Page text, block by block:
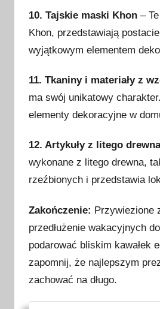
10. Tajskie maski Khon –
Khon, przedstawiają
wyjątkowym elementem
11. Tkaniny i materiały z
ma swój unikatowy
elementy dekoracyjne w
12. Artykuły z litego drewna
wykonane z litego drewna,
rzeźbionych i przedstawia
Zakończenie: Przywiezione
przedłużenie wakacyjnych
podarować bliskim kawałek
zapomnij, że najlepszym
zachować na długo.